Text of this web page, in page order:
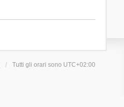
o
Tutti gli orari sono UTC+02:00